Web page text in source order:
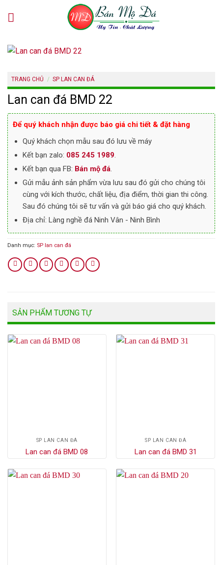
TRANG CHỦ / SP LAN CAN ĐÁ
Lan can đá BMD 22
Để quý khách nhận được báo giá chi tiết & đặt hàng
Quý khách chọn mẫu sau đó lưu về máy
Kết bạn zalo: 085 245 1989.
Kết bạn qua FB: Bán mộ đá.
Gửi mẫu ảnh sản phẩm vừa lưu sau đó gửi cho chúng tôi
cùng với kích thước, chất liệu, địa điểm, thời gian thi công.
Sau đó chúng tôi sẽ tư vấn và gửi báo giá cho quý khách.
Địa chỉ: Làng nghề đá Ninh Vân - Ninh Bình
Danh mục: SP lan can đá
SẢN PHẨM TƯƠNG TỰ
SP LAN CAN ĐÁ
Lan can đá BMD 08
SP LAN CAN ĐÁ
Lan can đá BMD 31